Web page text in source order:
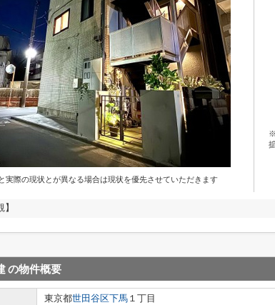
実際の現状とが異なる場合は現状を優先させていただきます
※
】
の物件概要
東京都世田谷区下馬 １丁目